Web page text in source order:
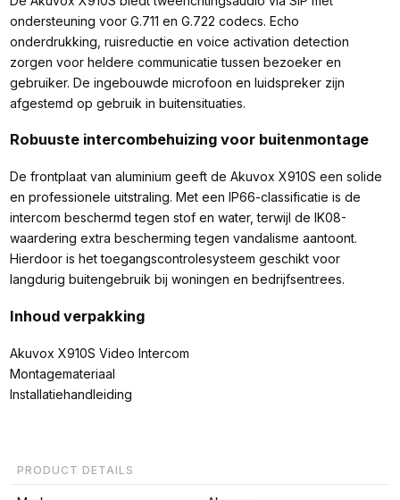
ondersteuning voor G.711 en G.722 codecs. Echo
onderdrukking, ruisreductie en voice activation detection
zorgen voor heldere communicatie tussen bezoeker en
gebruiker. De ingebouwde microfoon en luidspreker zijn
afgestemd op gebruik in buitensituaties.
Robuuste intercombehuizing voor buitenmontage
De frontplaat van aluminium geeft de Akuvox X910S een solide
en professionele uitstraling. Met een IP66-classificatie is de
intercom beschermd tegen stof en water, terwijl de IK08-
waardering extra bescherming tegen vandalisme aantoont.
Hierdoor is het toegangscontrolesysteem geschikt voor
langdurig buitengebruik bij woningen en bedrijfsentrees.
Inhoud verpakking
Akuvox X910S Video Intercom
Montagemateriaal
Installatiehandleiding
PRODUCT DETAILS